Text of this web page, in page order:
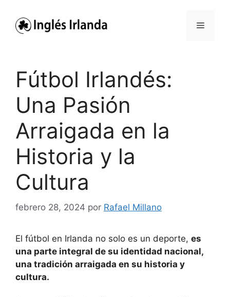
contenido
Menú
Fútbol Irlandés:
Una Pasión
Arraigada en la
Historia y la
Cultura
febrero 28, 2024 por Rafael Millano
El fútbol en Irlanda no solo es un deporte, es
una parte integral de su identidad nacional,
una tradición arraigada en su historia y
cultura.